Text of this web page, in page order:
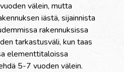
välein, mutta
iästä, sijainnista
rakennuksissa
tarkastusväli, kun taas
elementtitaloissa
5-7 vuoden välein.